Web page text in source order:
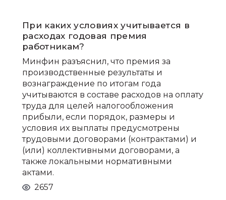
При каких условиях учитывается в
расходах годовая премия
работникам?
Минфин разъяснил, что премия за
производственные результаты и
вознаграждение по итогам года
учитываются в составе расходов на оплату
труда для целей налогообложения
прибыли, если порядок, размеры и
условия их выплаты предусмотрены
трудовыми договорами (контрактами) и
(или) коллективными договорами, а
также локальными нормативными
актами.
2657